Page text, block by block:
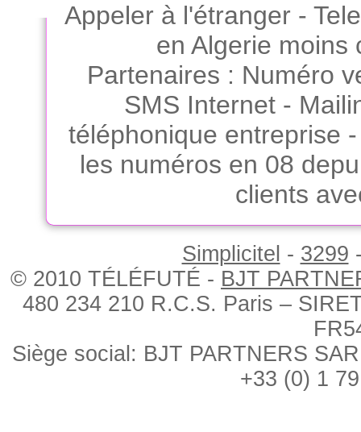
Appeler à l'étranger -
en Algerie moins
Partenaires : Numéro
SMS Internet -
téléphonique entreprise
les numéros en 08
clients
Simplicitel - 3299
© 2010 TÉLÉFUTÉ - BJT
480 234 210 R.C.S. Paris –
Siège social: BJT PARTNERS
+33 (0) 1